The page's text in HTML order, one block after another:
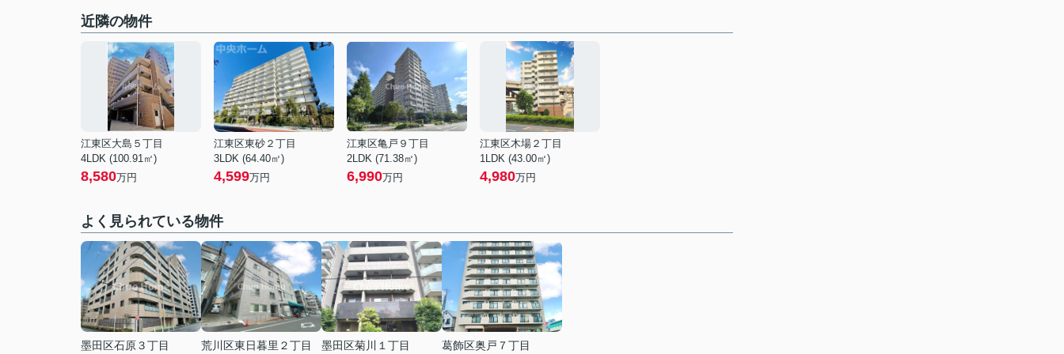
近隣の物件
江東区大島５丁目
4LDK (100.91㎡)
8,580万円
江東区東砂２丁目
3LDK (64.40㎡)
4,599万円
江東区亀戸９丁目
2LDK (71.38㎡)
6,990万円
江東区木場２丁目
1LDK (43.00㎡)
4,980万円
よく見られている物件
墨田区石原３丁目 荒川区東日暮里２丁目 墨田区菊川１丁目 葛飾区奥戸７丁目